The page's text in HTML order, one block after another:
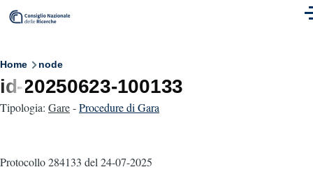
Skip to main content
Breadcrumb
Home node
id-20250623-100133
Tipologia: Gare-Procedure di Gara
Protocollo 284133 del 24-07-2025